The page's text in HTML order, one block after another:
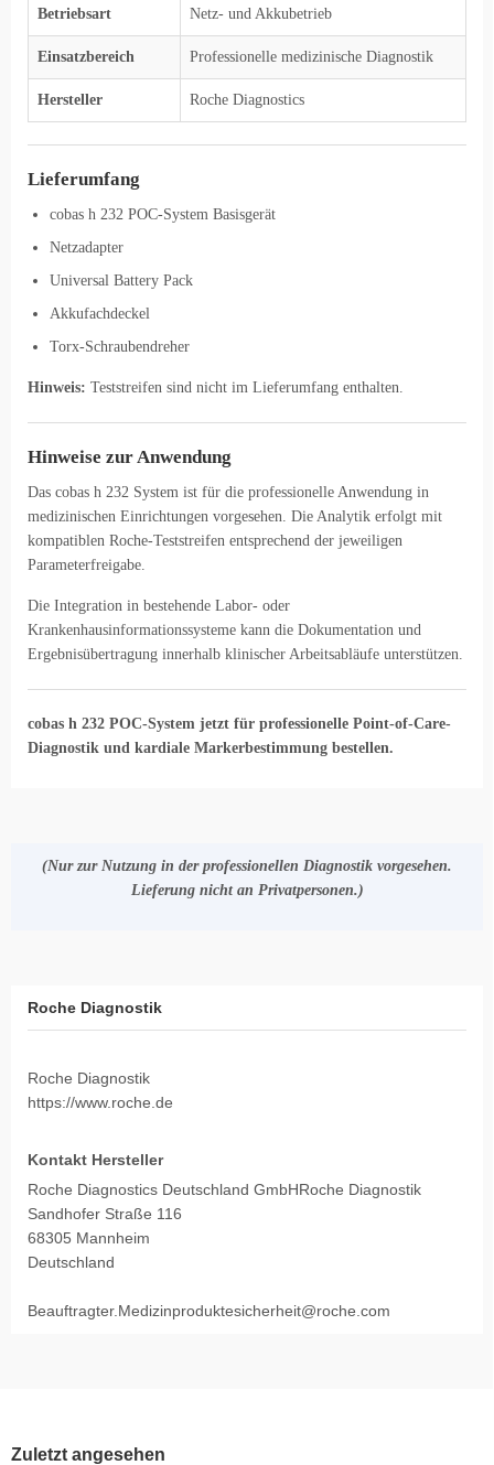
Betriebsart Netz- und Akkubetrieb
Einsatzbereich Professionelle medizinische Diagnostik
Hersteller Roche Diagnostics
Lieferumfang
cobas h 232 POC-System Basisgerät
Netzadapter
Universal Battery Pack
Akkufachdeckel
Torx-Schraubendreher
Hinweis: Teststreifen sind nicht im Lieferumfang enthalten.
Hinweise zur Anwendung
Das cobas h 232 System ist für die professionelle Anwendung in
medizinischen Einrichtungen vorgesehen. Die Analytik erfolgt mit
kompatiblen Roche-Teststreifen entsprechend der jeweiligen
Parameterfreigabe.
Die Integration in bestehende Labor- oder
Krankenhausinformationssysteme kann die Dokumentation und
Ergebnisübertragung innerhalb klinischer Arbeitsabläufe unterstützen.
cobas h 232 POC-System jetzt für professionelle Point-of-Care-
Diagnostik und kardiale Markerbestimmung bestellen.
(Nur zur Nutzung in der professionellen Diagnostik vorgesehen.
Lieferung nicht an Privatpersonen.)
Roche Diagnostik
Roche Diagnostik
https://www.roche.de
Kontakt Hersteller
Roche Diagnostics Deutschland GmbHRoche Diagnostik
Sandhofer Straße 116
68305 Mannheim
Deutschland
Beauftragter.Medizinproduktesicherheit@roche.com
Zuletzt angesehen